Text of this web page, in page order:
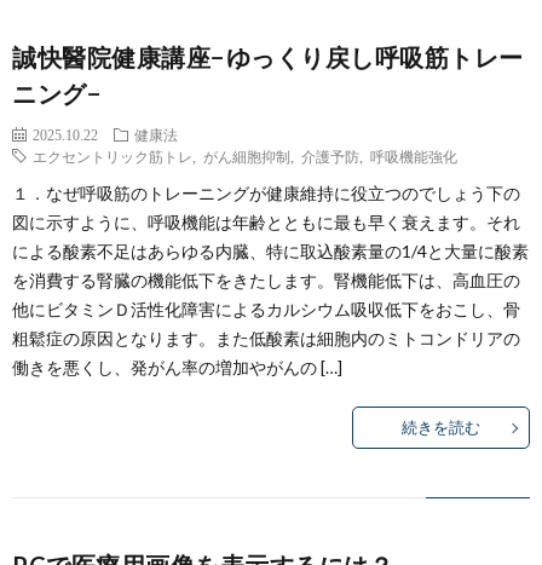
誠快醫院健康講座−ゆっくり戻し呼吸筋トレー
ニング−
2025.10.22
健康法
エクセントリック筋トレ
がん細胞抑制 介護予防 呼吸機能強化
１．なぜ呼吸筋のトレーニングが健康維持に役立つのでしょう下の
図に示すように、呼吸機能は年齢とともに最も早く衰えます。それ
による酸素不足はあらゆる内臓、特に取込酸素量の1/4と大量に酸素
を消費する腎臓の機能低下をきたします。腎機能低下は、高血圧の
他にビタミンＤ活性化障害によるカルシウム吸収低下をおこし、骨
粗鬆症の原因となります。また低酸素は細胞内のミトコンドリアの
働きを悪くし、発がん率の増加やがんの […]
続きを読む